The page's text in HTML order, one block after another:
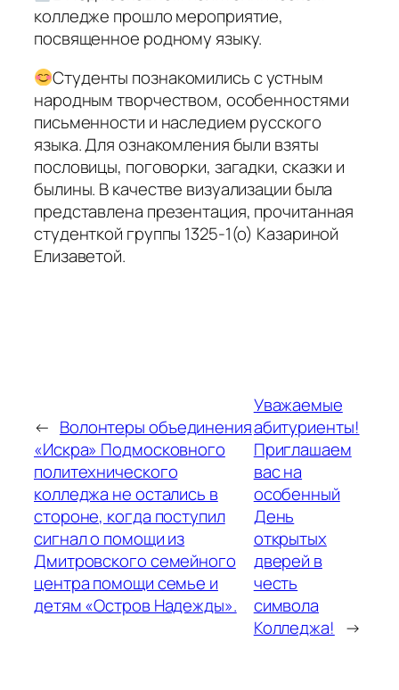
колледже прошло мероприятие,
посвященное родному языку.
Студенты познакомились с устным
народным творчеством, особенностями
письменности и наследием русского
языка. Для ознакомления были взяты
пословицы, поговорки, загадки, сказки и
былины. В качестве визуализации была
представлена презентация, прочитанная
студенткой группы 1325-1(о) Казариной
Елизаветой.
← Волонтеры объединения
«Искра» Подмосковного
политехнического
колледжа не остались в
стороне, когда поступил
сигнал о помощи из
Дмитровского семейного
центра помощи семье и
детям «Остров Надежды».
Уважаемые
абитуриенты!
Приглашаем
вас на
особенный
День
открытых
дверей в
честь
символа
Колледжа! →